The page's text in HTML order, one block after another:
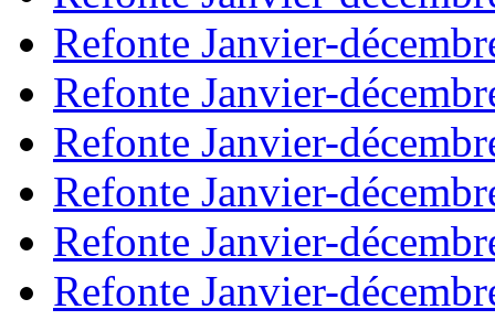
Refonte Janvier-
Refonte Janvier-
Refonte Janvier-
Refonte Janvier-
Refonte Janvier-
Refonte Janvier-